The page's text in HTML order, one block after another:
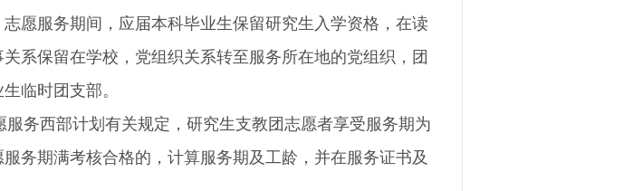
愿服务期间，应届本科毕业生保留研究生入学资格，在读
系保留在学校，党组织关系转至服务所在地的党组织，团
临时团支部。
服务西部计划有关规定，研究生支教团志愿者享受服务期为
务期满考核合格的，计算服务期及工龄，并在服务证书及